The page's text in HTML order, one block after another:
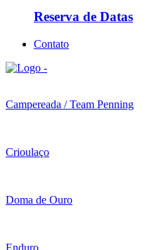
Reserva de Datas
Contato
Campereada / Team Penning
Crioulaço
Doma de Ouro
Enduro